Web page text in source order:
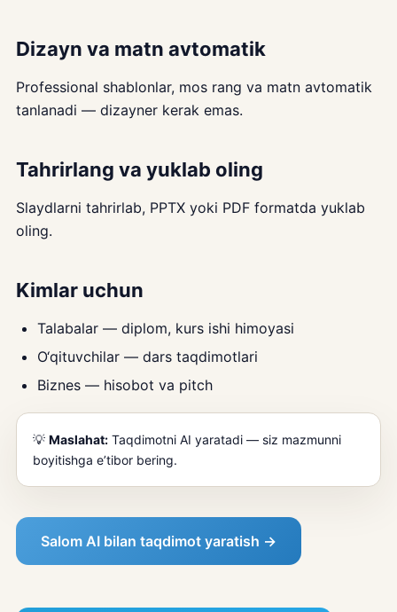
Dizayn va matn avtomatik
Professional shablonlar, mos rang va matn avtomatik
tanlanadi — dizayner kerak emas.
Tahrirlang va yuklab oling
Slaydlarni tahrirlab, PPTX yoki PDF formatda yuklab
oling.
Kimlar uchun
Talabalar — diplom, kurs ishi himoyasi
O‘qituvchilar — dars taqdimotlari
Biznes — hisobot va pitch
💡 Maslahat: Taqdimotni AI yaratadi — siz mazmunni
boyitishga e’tibor bering.
Salom AI bilan taqdimot yaratish →